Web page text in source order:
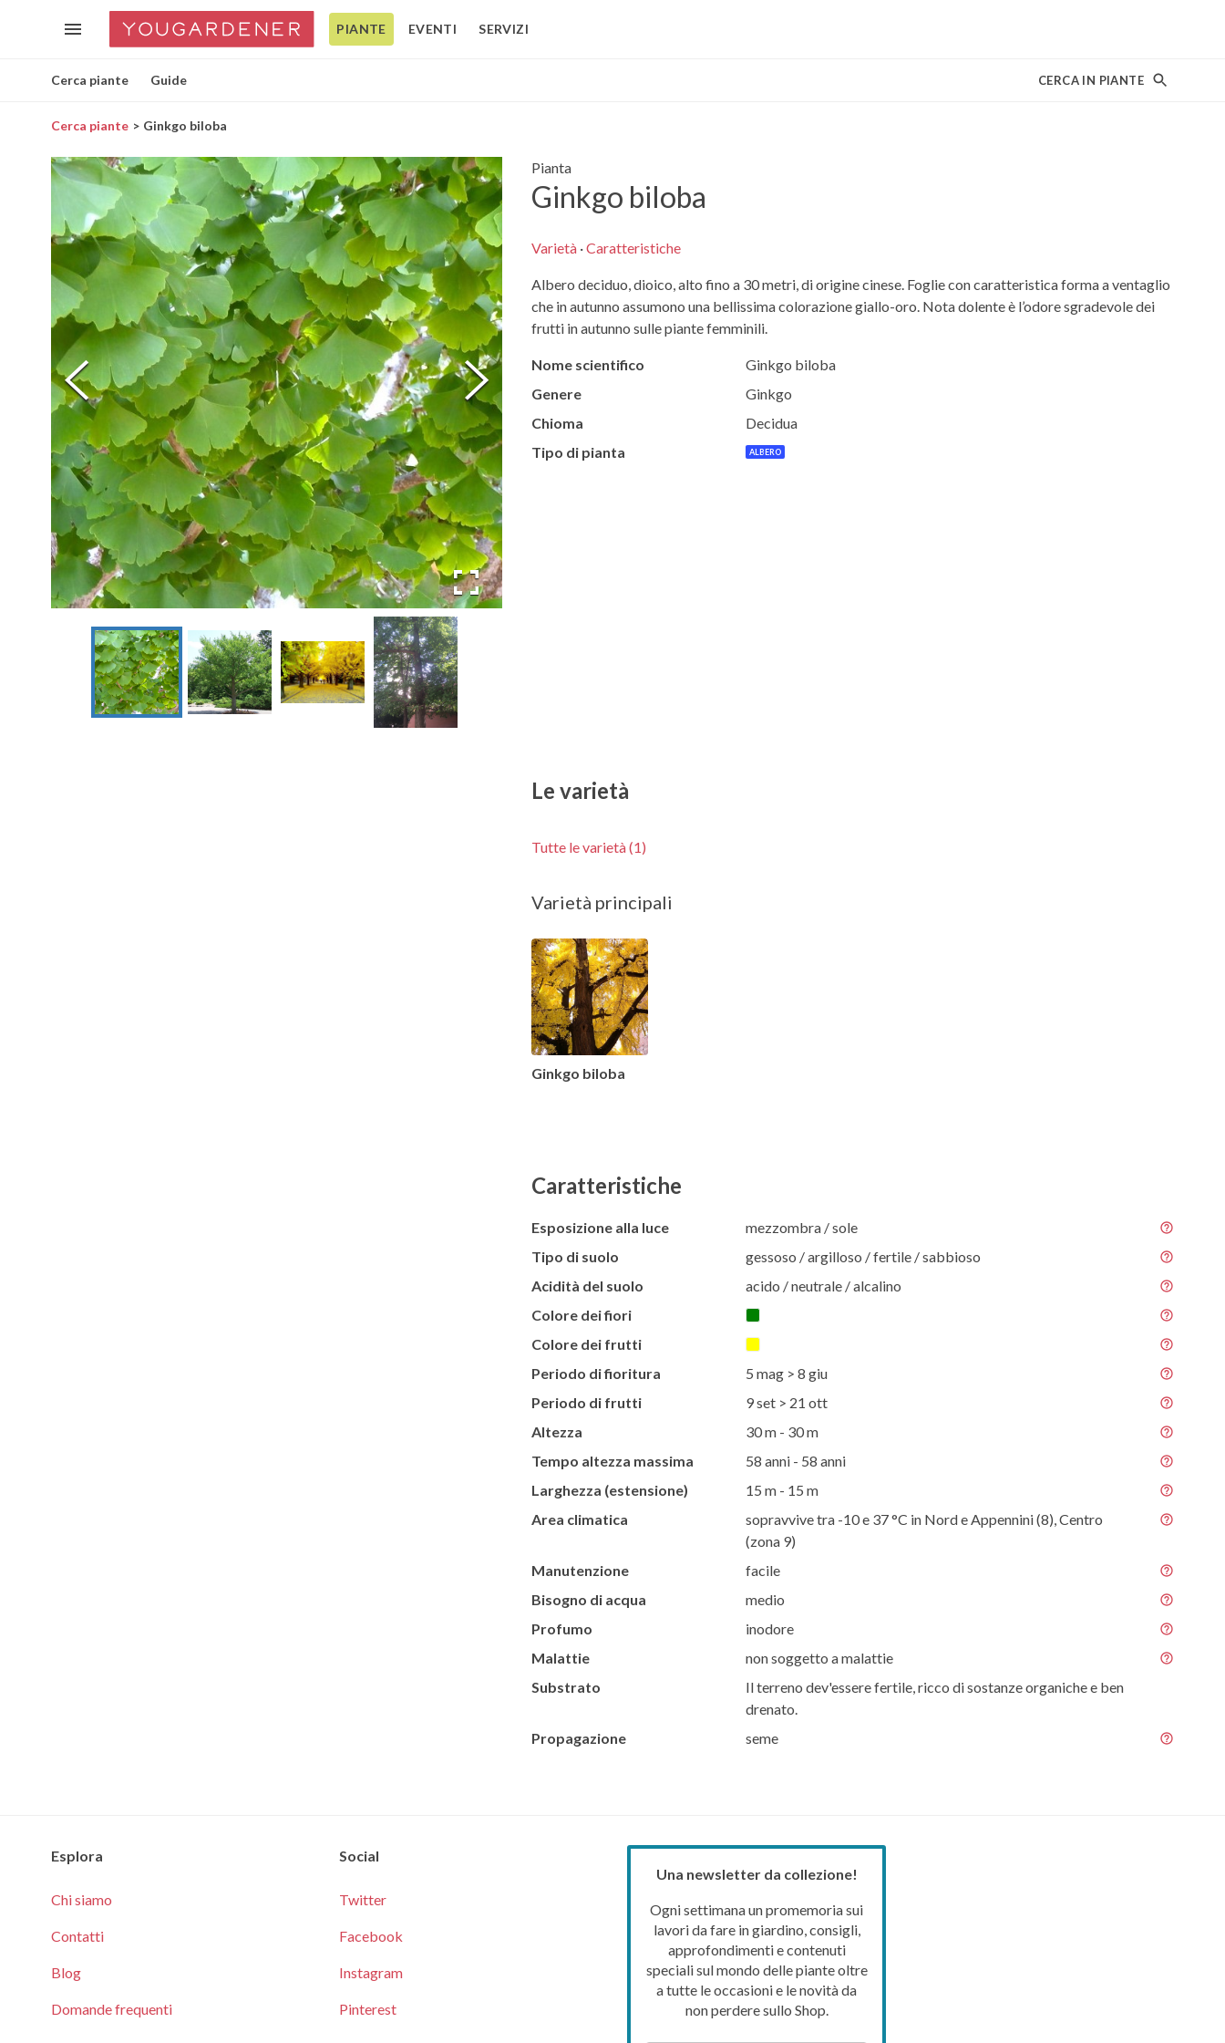
PIANTE EVENTI SERVIZI
Cerca piante Guide CERCA IN PIANTE
Cerca piante Ginkgo biloba
Pianta
Ginkgo biloba
Varietà·Caratteristiche
Albero deciduo, dioico, alto fino a 30 metri, di origine cinese. Foglie con caratteristica forma a ventaglio
che in autunno assumono una bellissima colorazione giallo-oro. Nota dolente è l’odore sgradevole dei
frutti in autunno sulle piante femminili.
Nome scientifico
Ginkgo biloba
Genere
Ginkgo
Chioma
Decidua
Tipo di pianta
ALBERO
Le varietà
Tutte le varietà (1)
Varietà principali
Ginkgo biloba
Caratteristiche
Esposizione alla luce
mezzombra / sole
Tipo di suolo
gessoso / argilloso / fertile / sabbioso
Acidità del suolo
acido / neutrale / alcalino
Colore dei fiori
Colore dei frutti
Periodo di fioritura
5 mag > 8 giu
Periodo di frutti
9 set > 21 ott
Altezza
30 m - 30 m
Tempo altezza massima
58 anni - 58 anni
Larghezza (estensione)
15 m - 15 m
Area climatica
sopravvive tra -10 e 37 °C in Nord e Appennini (8), Centro
(zona 9)
Manutenzione
facile
Bisogno di acqua
medio
Profumo
inodore
Malattie
non soggetto a malattie
Substrato
Il terreno dev'essere fertile, ricco di sostanze organiche e ben
drenato.
Propagazione
seme
Esplora
Chi siamo
Contatti
Blog
Domande frequenti
Social
Twitter
Facebook
Instagram
Pinterest
Una newsletter da collezione!
Ogni settimana un promemoria sui
lavori da fare in giardino, consigli,
approfondimenti e contenuti
speciali sul mondo delle piante oltre
a tutte le occasioni e le novità da
non perdere sullo Shop.